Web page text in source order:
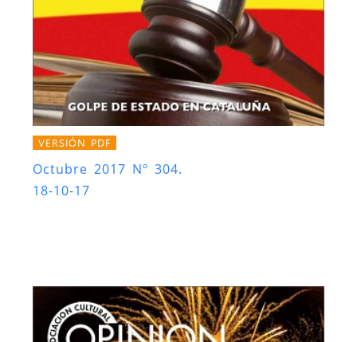
VERSIÓN PDF
Octubre 2017 Nº 304.
18-10-17